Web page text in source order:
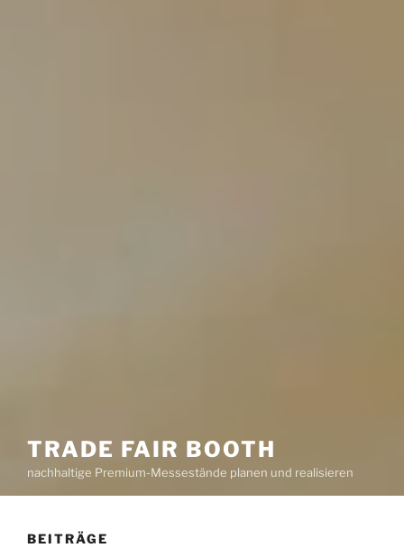
TRADE FAIR BOOTH
nachhaltige Premium-Messestände planen und realisieren
BEITRÄGE